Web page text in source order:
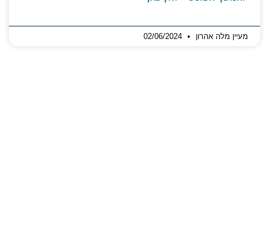
מעיין מלה אהרון